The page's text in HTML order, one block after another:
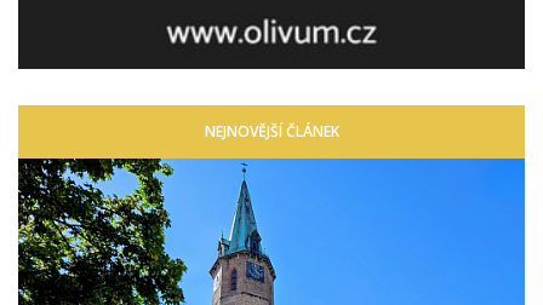
NEJNOVĚJŠÍ ČLÁNEK